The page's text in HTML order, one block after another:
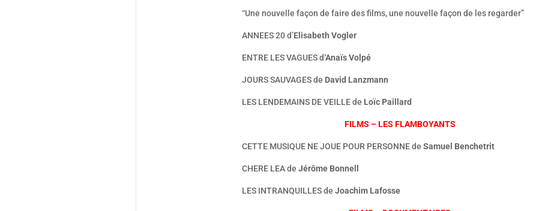
“Une nouvelle façon de faire des films, une nouvelle façon de les regarder”
ANNEES 20 d’Elisabeth Vogler
ENTRE LES VAGUES d‘Anaïs Volpé
JOURS SAUVAGES de David Lanzmann
LES LENDEMAINS DE VEILLE de Loïc Paillard
FILMS – LES FLAMBOYANTS
CETTE MUSIQUE NE JOUE POUR PERSONNE de Samuel Benchetrit
CHERE LEA de Jérôme Bonnell
LES INTRANQUILLES de Joachim Lafosse